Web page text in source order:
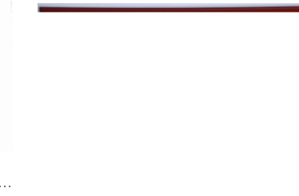
北京师范大学平果附属学校第六届中国教育创新成果公益博览会荣誉证书